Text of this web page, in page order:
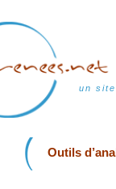
un
Outils